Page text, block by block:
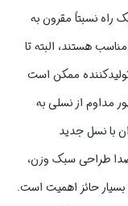
راه نسبتاً مقرون به
هستند، البته تا
ممکن است
مداوم از نسلی به
با نسل جدید
طراحی سبک وزن،
حائز اهمیت است.